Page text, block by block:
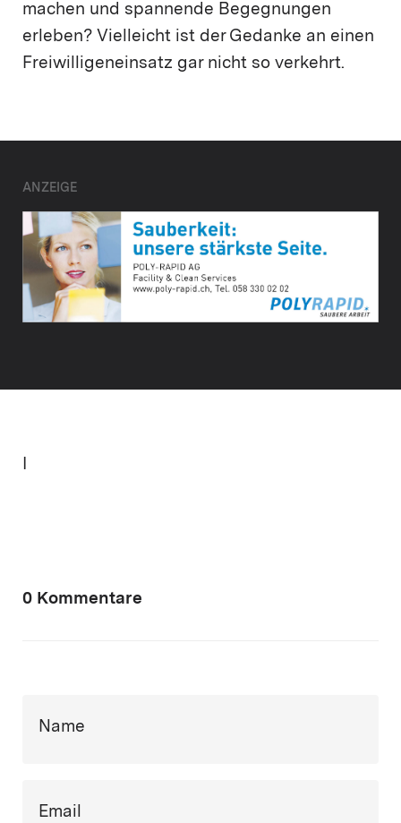
machen und spannende Begegnungen
erleben? Vielleicht ist der Gedanke an einen
Freiwilligeneinsatz gar nicht so verkehrt.
ANZEIGE
I
0 Kommentare
Name
Email